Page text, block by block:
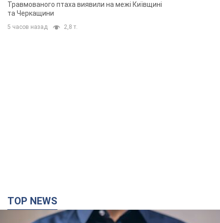
Травмованого птаха виявили на межі Київщині
та Черкащини
5 часов назад 2,8 т.
TOP NEWS